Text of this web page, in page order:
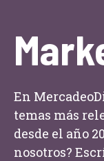
En
temas más
desde el año
nosotros?